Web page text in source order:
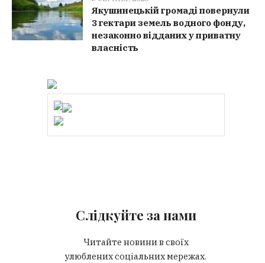
Якушинецькій громаді повернули
3 гектари земель водного фонду,
незаконно відданих у приватну
власність
Слідкуйте за нами
Читайте новини в своїх
улюблених соціальних мережах.